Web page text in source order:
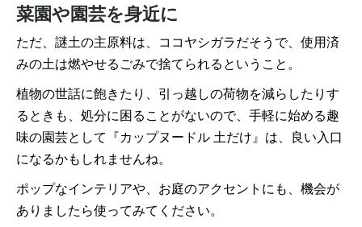
菜園や園芸を身近に
ただ、謎土の主原料は、ココヤシガラだそうで、使用済
みの土は燃やせるごみで捨てられるということ。
植物の世話に飽きたり、引っ越しの荷物を減らしたりす
るときも、処分に困ることがないので、手軽に始める趣
味の園芸として『カップヌードル 土だけ』は、良い入口
になるかもしれませんね。
ポップなインテリアや、お庭のアクセントにも、機会が
ありましたら使ってみてください。